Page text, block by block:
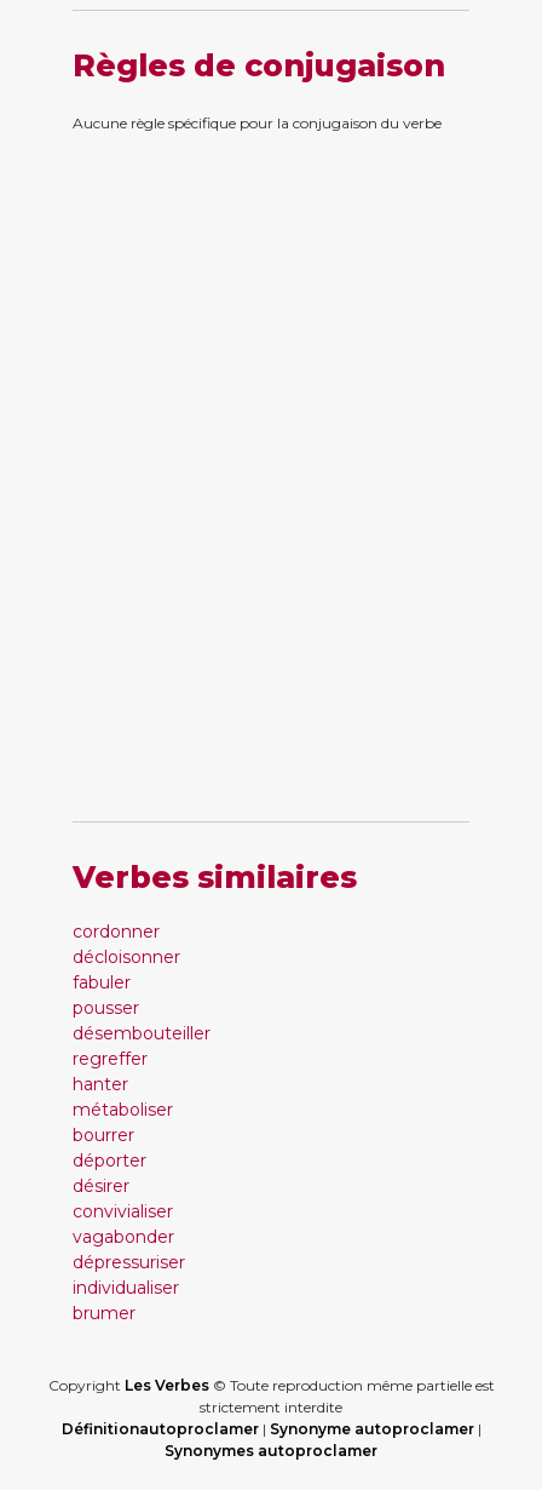
Règles de conjugaison
Aucune règle spécifique pour la conjugaison du verbe
Verbes similaires
cordonner
décloisonner
fabuler
pousser
désembouteiller
regreffer
hanter
métaboliser
bourrer
déporter
désirer
convivialiser
vagabonder
dépressuriser
individualiser
brumer
Copyright Les Verbes© Toute reproduction même partielle est
strictement interdite
Définitionautoproclamer| Synonyme autoproclamer|
Synonymes autoproclamer